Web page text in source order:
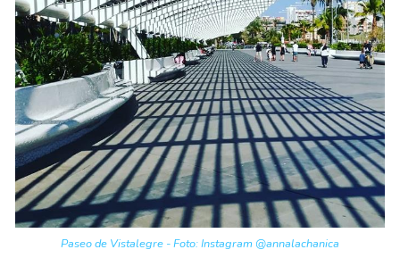
Paseo de Vistalegre - Foto: Instagram @annalachanica